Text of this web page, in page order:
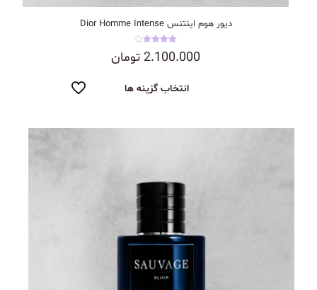
دیور هوم اینتنس Dior Homme Intense
نمره
4.00
2.100.000 تومان
انتخاب گزینه ها